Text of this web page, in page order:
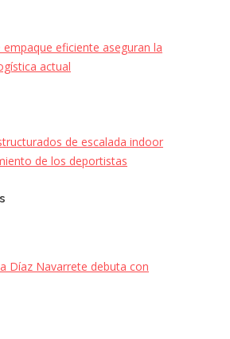
eficiente aseguran la
actual
de escalada indoor
de los deportistas
Díaz Navarrete debuta con